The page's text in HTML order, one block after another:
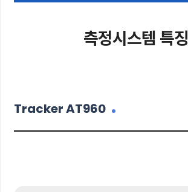
측정시스템 특징
Tracker AT960